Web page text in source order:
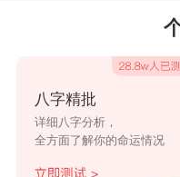
八字精批
详细八字分析，
全方面了解你的命运情况